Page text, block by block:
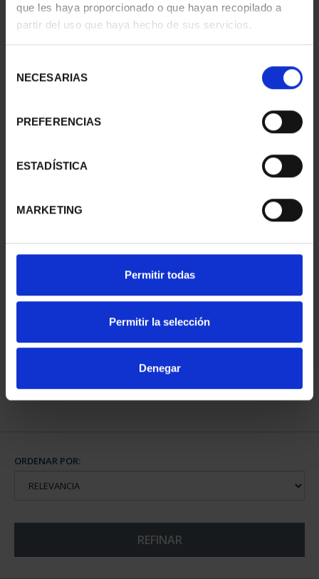
que les haya proporcionado o que hayan recopilado a
partir del uso que haya hecho de sus servicios.
NECESARIAS
PREFERENCIAS
ESTADÍSTICA
MARKETING
Permitir todas
Permitir la selección
Denegar
SUSCRIPCIÓN
CAPITALES DE
949,00 €
registrados
SUSCRIPCIÓN
CAPITALES DE
949,00 €
registrados
CAPITALES DE
COMPLET...
3.796,00 €
ORDENAR POR:
REFINAR